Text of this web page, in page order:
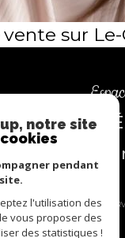
vente sur
Se
© 2026 | TOUS DROITS
notre site
pendant
l'utilisation des
vous proposer des
des statistiques !